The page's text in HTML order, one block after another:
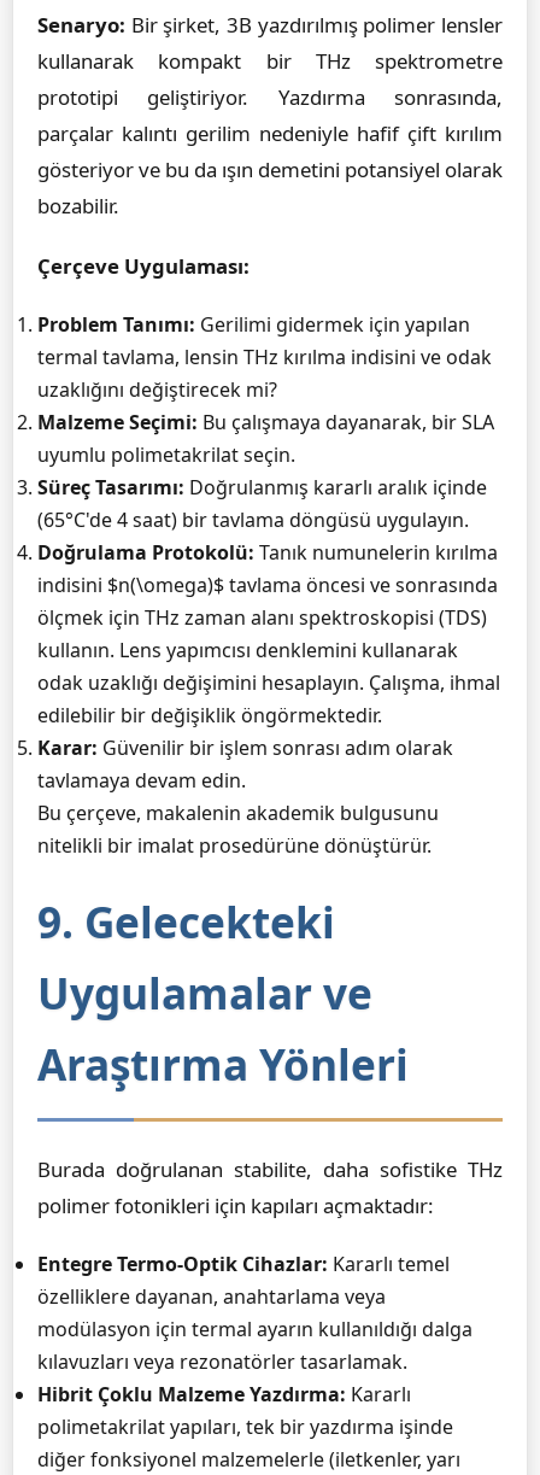
Senaryo: Bir şirket, 3B yazdırılmış polimer lensler
kullanarak kompakt bir THz spektrometre
prototipi geliştiriyor. Yazdırma sonrasında,
parçalar kalıntı gerilim nedeniyle hafif çift kırılım
gösteriyor ve bu da ışın demetini potansiyel olarak
bozabilir.
Çerçeve Uygulaması:
Problem Tanımı: Gerilimi gidermek için yapılan
termal tavlama, lensin THz kırılma indisini ve odak
uzaklığını değiştirecek mi?
Malzeme Seçimi: Bu çalışmaya dayanarak, bir SLA
uyumlu polimetakrilat seçin.
Süreç Tasarımı: Doğrulanmış kararlı aralık içinde
(65°C'de 4 saat) bir tavlama döngüsü uygulayın.
Doğrulama Protokolü: Tanık numunelerin kırılma
indisini $n(\omega)$ tavlama öncesi ve sonrasında
ölçmek için THz zaman alanı spektroskopisi (TDS)
kullanın. Lens yapımcısı denklemini kullanarak
odak uzaklığı değişimini hesaplayın. Çalışma, ihmal
edilebilir bir değişiklik öngörmektedir.
Karar: Güvenilir bir işlem sonrası adım olarak
tavlamaya devam edin.
Bu çerçeve, makalenin akademik bulgusunu
nitelikli bir imalat prosedürüne dönüştürür.
9. Gelecekteki
Uygulamalar ve
Araştırma Yönleri
Burada doğrulanan stabilite, daha sofistike THz
polimer fotonikleri için kapıları açmaktadır:
Entegre Termo-Optik Cihazlar: Kararlı temel
özelliklere dayanan, anahtarlama veya
modülasyon için termal ayarın kullanıldığı dalga
kılavuzları veya rezonatörler tasarlamak.
Hibrit Çoklu Malzeme Yazdırma: Kararlı
polimetakrilat yapıları, tek bir yazdırma işinde
diğer fonksiyonel malzemelerle (iletkenler, yarı